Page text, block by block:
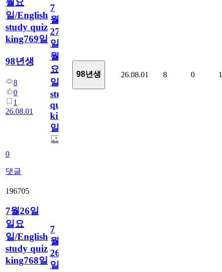
월요
일/English
study quiz
king769일
98년생
8
0
1
26.08.01
0
댓글
7
월
27
일
월
요
일/English
study
quiz
king769
일
98년생 26.08.01 8 0 1
196705
7월26일
일요
일/English
study quiz
king768일
7
월
26
일